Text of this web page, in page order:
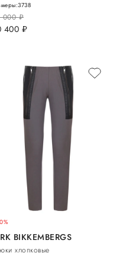
000руб.
400 руб.
3738
BIKKEMBERGS
хлопковые